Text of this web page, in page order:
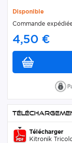
Disponible
Commande
4,50 €
Télécharger
Kitronik